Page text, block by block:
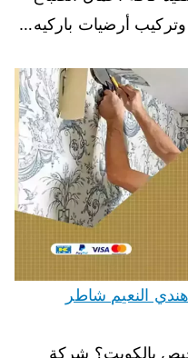
أرضيات باركيه…
66616884 صباغ هندي النعيم شاطر
بالكويت؟ شركة